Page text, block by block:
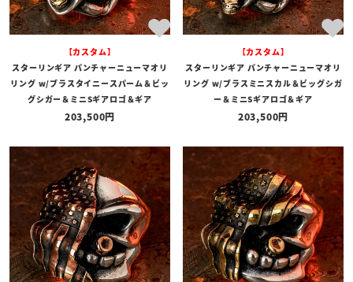
【カスタム】
スターリンギア パンチャーニューマオリ
リング w/ブラスタイニースパーム＆ビッ
グシガー＆ミニSギアロゴ＆ギア
203,500
【カスタム】
スターリンギア パンチャーニューマオリ
リング w/ブラスミニスカル＆ビッグシガ
ー＆ミニSギアロゴ＆ギア
203,500